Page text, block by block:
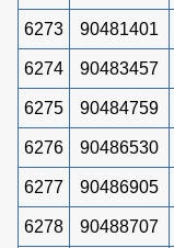
6273 90481401
6274 90483457
6275 90484759
6276 90486530
6277 90486905
6278 90488707